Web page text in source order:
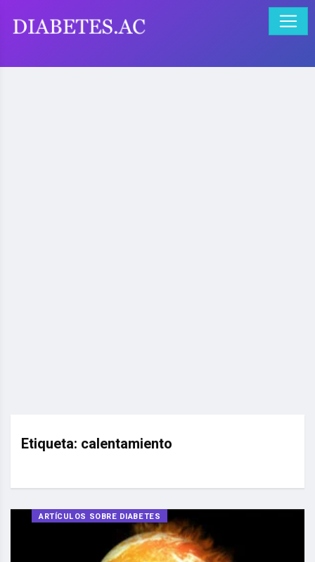
Etiqueta: calentamiento
ARTÍCULOS SOBRE DIABETES